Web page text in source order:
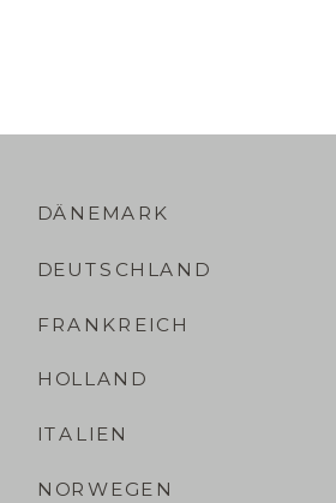
NORWEGEN
ITALIEN
HOLLAND
FRANKREICH
DEUTSCHLAND
DÄNEMARK